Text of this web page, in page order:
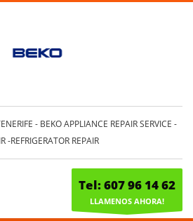
- BEKO APPLIANCE REPAIR SERVICE -
REFRIGERATOR REPAIR
Tel: 607 96 14 62
LLAMENOS AHORA!